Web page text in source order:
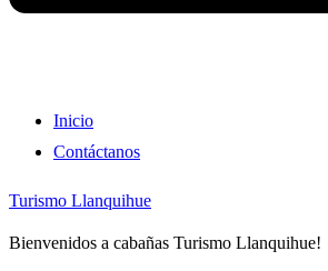
Inicio
Contáctanos
Turismo Llanquihue
Bienvenidos a cabañas Turismo Llanquihue!